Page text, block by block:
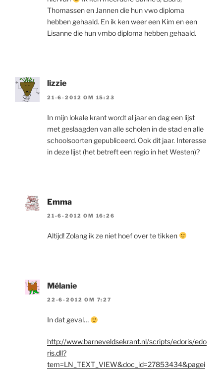
Thomassen en Jannen die hun vwo diploma
hebben gehaald. En ik ken weer een Kim en een
Lisanne die hun vmbo diploma hebben gehaald.
lizzie
21-6-2012 OM 15:23
In mijn lokale krant wordt al jaar en dag een lijst
met geslaagden van alle scholen in de stad en alle
schoolsoorten gepubliceerd. Ook dit jaar. Interesse
in deze lijst (het betreft een regio in het Westen)?
Emma
21-6-2012 OM 16:26
Altijd! Zolang ik ze niet hoef over te tikken
Mélanie
22-6-2012 OM 7:27
In dat geval…
http://www.barneveldsekrant.nl/scripts/edoris/edo
ris.dll?
tem=LN_TEXT_VIEW&doc_id=27853434&pagei